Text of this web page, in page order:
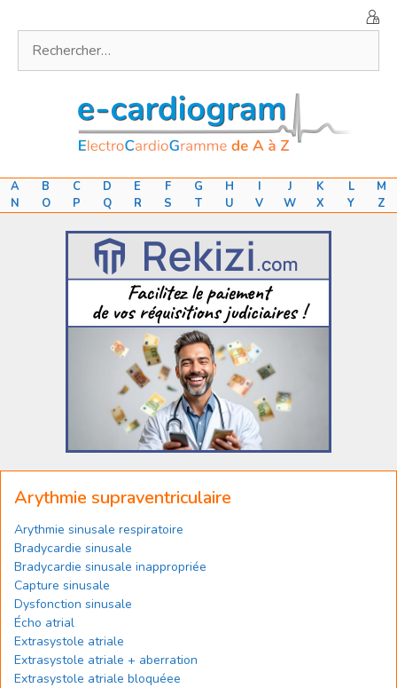
contenu
A B C D E F G H I J K L
M
N
O P Q R S T U V W X Y Z
Arythmie supraventriculaire
Arythmie sinusale respiratoire
Bradycardie sinusale
Bradycardie sinusale inappropriée
Capture sinusale
Dysfonction sinusale
Écho atrial
Extrasystole atriale
Extrasystole atriale + aberration
Extrasystole atriale bloquéee